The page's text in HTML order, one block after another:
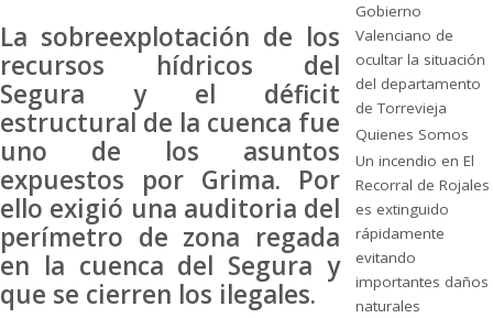
La sobreexplotación de los
recursos hídricos del
Segura y el déficit
estructural de la cuenca fue
uno de los asuntos
expuestos por Grima. Por
ello exigió una auditoria del
perímetro de zona regada
en la cuenca del Segura y
que se cierren los ilegales.
Gobierno
Valenciano de
ocultar la situación
del departamento
de Torrevieja
Quienes Somos
Un incendio en El
Recorral de Rojales
es extinguido
rápidamente
evitando
importantes daños
naturales